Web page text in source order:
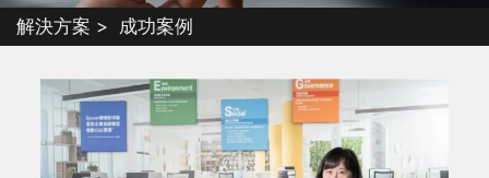
解決方案 成功案例